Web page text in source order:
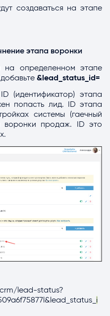
создаваться на этапе
этапа воронки
на определенном этапе
&lead_status_id=
(идентификатор) этапа
попасть лид. ID этапа
системы (гаечный
продаж. ID это
lead-status?
i